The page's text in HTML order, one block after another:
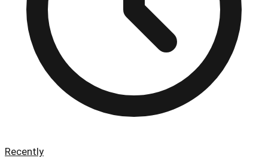
Recently